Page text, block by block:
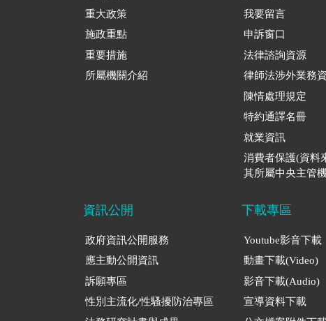
重大政策
施政重點
重要措施
所屬機關介紹
我要留言
申訴窗口
法律諮詢資源
律師法涉外業務
陳情處理規定
特約通譯名冊
就業資訊
消費者保護(資料
其所屬中央主管
資訊公開
政府資訊公開服務
應主動公開資訊
訴願專區
性別主流化/性騷擾防治專區
下載專區
Youtube影音下載
動畫下載(Video)
影音下載(Audio)
宣導資料下載